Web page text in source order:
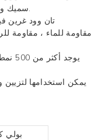
2. سميك ومقاوم للاهتراء ، الخيار الأول للأثاث المُجدد.
تان وود غرين
بولي